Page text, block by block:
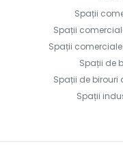
Spații
Spații
Spații
Spații de
Spații de birouri
Spații